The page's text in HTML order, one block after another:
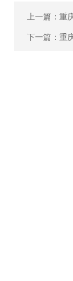
上一篇： 重
下一篇： 重